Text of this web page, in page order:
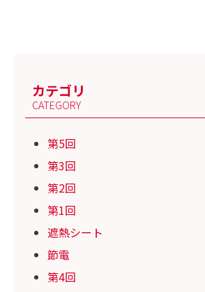
カテゴリ
CATEGORY
第5回
第3回
第2回
第1回
遮熱シート
節電
第4回